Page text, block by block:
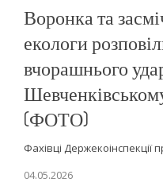
Воронка та
екологи
вчорашнього
(ФОТО)
Фахівці Держекоінспекції
04.05.2026